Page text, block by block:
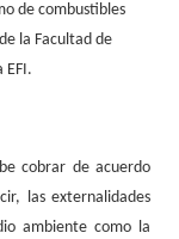
de combustibles
la Facultad de
EFI.
cobrar de acuerdo
las externalidades
ambiente como la